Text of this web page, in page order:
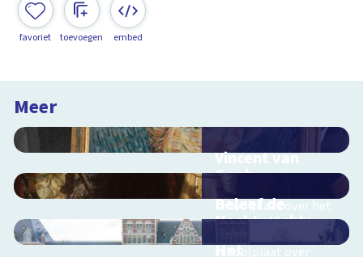
favoriet toevoegen embed
Meer
Vincent van
Gogh
Interactieve
schoolplaat over het
leven van Vincent van
Beleef de
Nachtwacht
Interactieve
schoolplaat over
Het